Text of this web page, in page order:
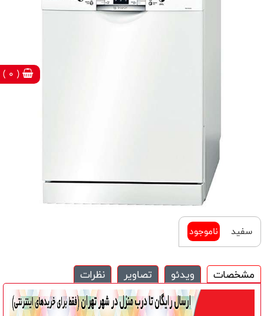
( 0 )
سفید ناموجود
مشخصات ویدئو تصاویر نظرات